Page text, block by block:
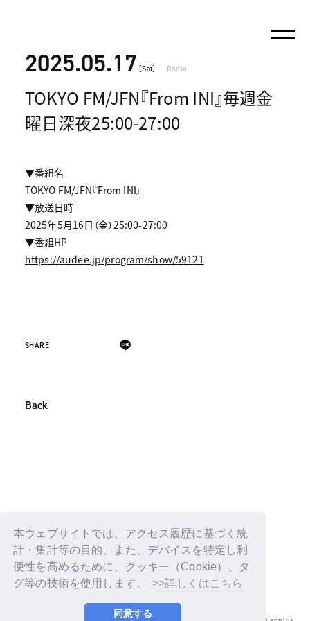
本ウェブサイトでは、アクセス履歴に基づく統
計・集計等の目的、また、デバイスを特定し利
便性を高めるために、クッキー（Cookie）、タ
グ等の技術を使用します。
>>詳しくはこちら
同意する
2025.05.17 [Sat] Radio
TOKYO FM/JFN『From INI』毎週金
曜日深夜25:00-27:00
▼番組名
TOKYO FM/JFN『From INI』
▼放送日時
2025年5月16日（金）25:00-27:00
▼番組HP
https://audee.jp/program/show/59121
SHARE
Back